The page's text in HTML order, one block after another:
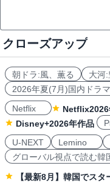
クローズアップ
朝ドラ:風、薫る 大河
2026年夏(7月)国内ドラ
Netflix
Netflix2026
Disney+2026年作品
U-NEXT
Lemino
グローバル視点で読む韓
【最新8月】韓国でス